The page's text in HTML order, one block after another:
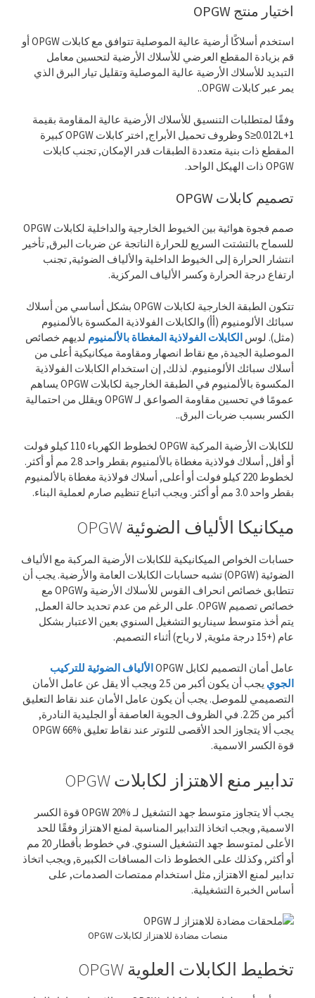
اختيار منتج OPGW
استخدم أسلاكًا أرضية عالية الموصلية تتوافق مع كابلات OPGW أو
قم بزيادة المقطع العرضي للأسلاك الأرضية لتحسين معامل
التبديد للأسلاك الأرضية عالية الموصلية وتقليل تيار البرق الذي
يمر عبر كابلات OPGW..
وفقًا لمتطلبات التنسيق للأسلاك الأرضية عالية المقاومة بقيمة
S≥0.012L+1 وظروف تحميل الأبراج, اختر كابلات OPGW كبيرة
المقطع ذات بنية متعددة الطبقات قدر الإمكان, تجنب كابلات
OPGW ذات الهيكل الواحد.
تصميم كابلات OPGW
صمم فجوة هوائية بين الخيوط الخارجية والداخلية لكابلات OPGW
للسماح بالتشتت السريع للحرارة الناتجة عن ضربات البرق, تأخير
انتشار الحرارة إلى الخيوط الداخلية والألياف الضوئية, تجنب
ارتفاع درجة الحرارة وكسر الألياف المركزية.
تتكون الطبقة الخارجية لكابلات OPGW بشكل أساسي من أسلاك
سبائك الألومنيوم (أأ) والكابلات الفولاذية المكسوة بالألمنيوم
(مثل). لوس الكابلات الفولاذية المغطاة بالألمنيوم لديهم خصائص
الموصلية الجيدة, مع نقاط انصهار ومقاومة ميكانيكية أعلى من
أسلاك سبائك الألومنيوم. لذلك, إن استخدام الكابلات الفولاذية
المكسوة بالألمنيوم في الطبقة الخارجية لكابلات OPGW يساهم
عمومًا في تحسين مقاومة الصواعق لـ OPGW ويقلل من احتمالية
الكسر بسبب ضربات البرق..
للكابلات الأرضية المركبة OPGW لخطوط الكهرباء 110 كيلو فولت
أو أقل, أسلاك فولاذية مغطاة بالألمنيوم بقطر واحد 2.8 مم أو أكثر.
لخطوط 220 كيلو فولت أو أعلى, أسلاك فولاذية مغطاة بالألمنيوم
بقطر واحد 3.0 مم أو أكثر. ويجب اتباع تنظيم صارم لعملية البناء.
ميكانيكا الألياف الضوئية OPGW
حسابات الخواص الميكانيكية للكابلات الأرضية المركبة مع الألياف
الضوئية (OPGW) تشبه حسابات الكابلات العامة والأرضية. يجب أن
تتطابق خصائص انحراف القوس للأسلاك الأرضية وOPGW مع
خصائص تصميم OPGW. على الرغم من عدم تحديد حالة العمل,
يتم أخذ متوسط ​​سيناريو التشغيل السنوي بعين الاعتبار بشكل
عام (+15 درجة مئوية, لا رياح) أثناء التصميم.
عامل أمان التصميم لكابل OPGW
الألياف الضوئية للتركيب
الجوي
يجب أن يكون أكبر من 2.5 ويجب ألا يقل عن عامل الأمان
التصميمي للموصل. يجب أن يكون عامل الأمان عند نقاط التعليق
أكبر من 2.25. في الظروف الجوية العاصفة أو الجليدية النادرة,
يجب ألا يتجاوز الحد الأقصى للتوتر عند نقاط تعليق OPGW 66%
قوة الكسر الاسمية.
تدابير منع الاهتزاز لكابلات OPGW
يجب ألا يتجاوز متوسط ​​جهد التشغيل لـ OPGW 20% قوة الكسر
الاسمية, ويجب اتخاذ التدابير المناسبة لمنع الاهتزاز وفقًا للحد
الأعلى لمتوسط ​​جهد التشغيل السنوي. في خطوط بأقطار 20 مم
أو أكثر, وكذلك على الخطوط ذات المسافات الكبيرة, ويجب اتخاذ
تدابير لمنع الاهتزاز, مثل استخدام ممتصات الصدمات, على
أساس الخبرة التشغيلية.
منصات مضادة للاهتزاز لكابلات OPGW
تخطيط الكابلات العلوية OPGW